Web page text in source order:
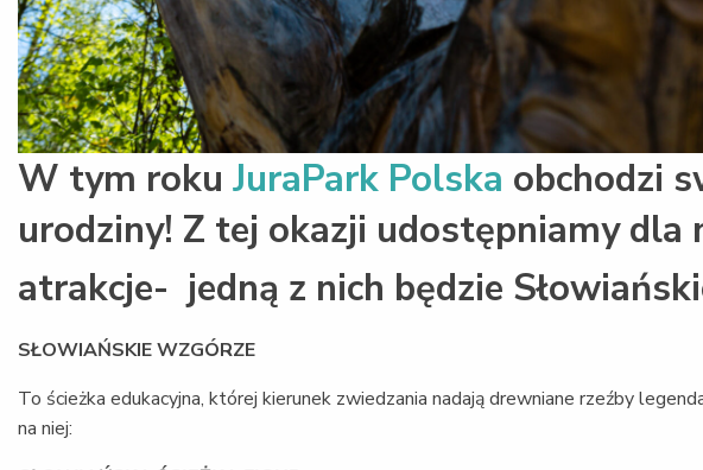
W tym roku JuraPark Polska obchodzi
urodziny! Z tej okazji udostępniamy dla
atrakcje- jedną z nich będzie
SŁOWIAŃSKIE WZGÓRZE
To ścieżka edukacyjna, której kierunek zwiedzania nadają drewniane rzeźby
na niej: